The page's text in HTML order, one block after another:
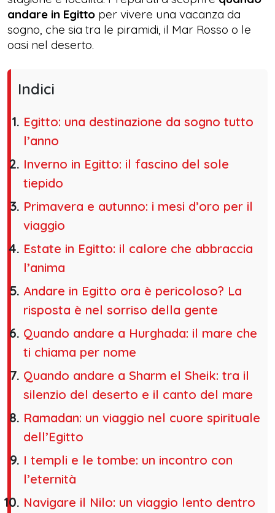
andare in Egitto per vivere una vacanza da
sogno, che sia tra le piramidi, il Mar Rosso o le
oasi nel deserto.
Indici
Egitto: una destinazione da sogno tutto
l’anno
Inverno in Egitto: il fascino del sole
tiepido
Primavera e autunno: i mesi d’oro per il
viaggio
Estate in Egitto: il calore che abbraccia
l’anima
Andare in Egitto ora è pericoloso? La
risposta è nel sorriso della gente
Quando andare a Hurghada: il mare che
ti chiama per nome
Quando andare a Sharm el Sheik: tra il
silenzio del deserto e il canto del mare
Ramadan: un viaggio nel cuore spirituale
dell’Egitto
I templi e le tombe: un incontro con
l’eternità
Navigare il Nilo: un viaggio lento dentro